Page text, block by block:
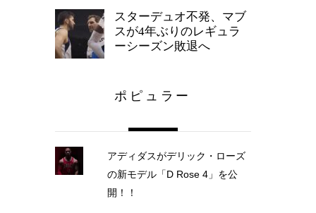
スターデュオ不発、マブ
スが4年ぶりのレギュラ
ーシーズン敗退へ
ポピュラー
アディダスがデリック・ローズ
の新モデル「D Rose 4」を公
開！！